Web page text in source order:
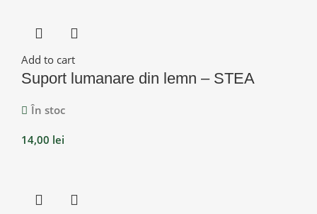
Add to cart
Suport lumanare din lemn – STEA
În stoc
14,00 lei